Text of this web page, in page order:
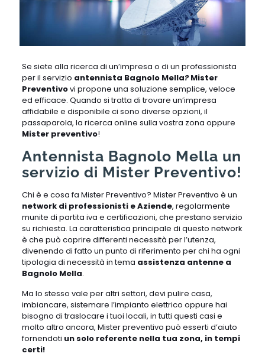
Se siete alla ricerca di un’impresa o di un professionista
per il servizio antennista Bagnolo Mella?Mister
Preventivovi propone una soluzione semplice, veloce
ed efficace. Quando si tratta di trovare un’impresa
affidabile e disponibile ci sono diverse opzioni, il
passaparola, la ricerca online sulla vostra zona oppure
Mister preventivo!
Antennista Bagnolo Mella un
servizio di Mister Preventivo!
Chi è e cosa fa Mister Preventivo? Mister Preventivo è un
network di professionisti e Aziende, regolarmente
munite di partita iva e certificazioni, che prestano servizio
su richiesta. La caratteristica principale di questo network
è che può coprire differenti necessità per l’utenza,
divenendo di fatto un punto di riferimento per chi ha ogni
tipologia di necessità in tema assistenza antenne a
Bagnolo Mella.
Ma lo stesso vale per altri settori, devi pulire casa,
imbiancare, sistemare l’impianto elettrico oppure hai
bisogno di traslocare i tuoi locali, in tutti questi casi e
molto altro ancora, Mister preventivo può esserti d’aiuto
fornendoti un solo referente nella tua zona, in tempi
certi!